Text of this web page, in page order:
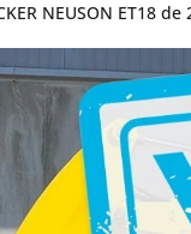
NEUSON ET18 de